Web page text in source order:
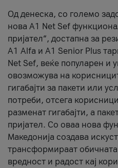
Од денеска, со големо
нова A1 Net Sef
пријател“, достапна за
А1 Alfa и A1 Senior Plus
Net Sef, веќе популарен и
овозможува на
гигабајти за пакети или
потреби, отсега
разменат гигабајти, а
пријател. Со оваа нова
Македонија создава
трансформираат обичната
вредност и радост кај